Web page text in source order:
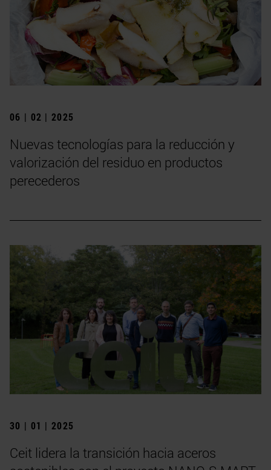
06 | 02 | 2025
Nuevas tecnologías para la reducción y
valorización del residuo en productos
perecederos
30 | 01 | 2025
Ceit lidera la transición hacia aceros